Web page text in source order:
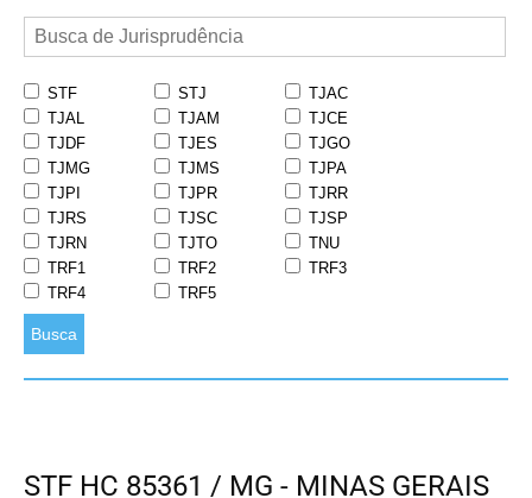
STF STJ
TJAC
TJAL
TJAM
TJCE
TJDF
TJES
TJGO
TJMG
TJMS
TJPA
TJPI
TJPR
TJRR
TJRS
TJSC
TJSP
TJRN
TJTO
TNU
TRF1
TRF2
TRF3
TRF4
TRF5
Busca
STF HC 85361 / MG - MINAS GERAIS